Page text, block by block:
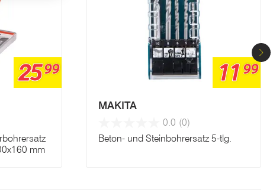
2599
mm
11 99
MAKITA
0.0 (0)
Beton- und Steinbohrersatz 5-tlg.